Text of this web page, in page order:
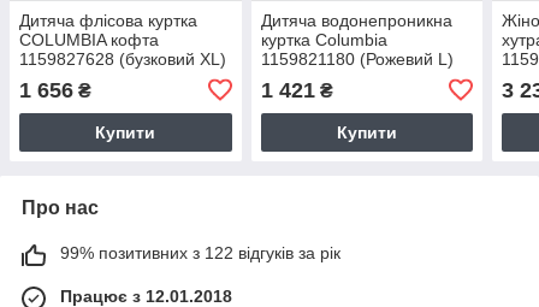
Дитяча флісова куртка
COLUMBIA кофта
1159827628 (бузковий XL)
1 656 ₴
Купити
Дитяча водонепроникна
куртка Columbia
1159821180 (Рожевий L)
1 421₴
Купити
3
Про нас
99% позитивних з 122 відгуків за рік
Працює з 12.01.2018